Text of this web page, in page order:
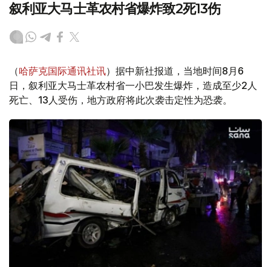
叙利亚大马士革农村省爆炸致2死13伤
（哈萨克国际通讯社讯）据中新社报道，当地时间8月6
日，叙利亚大马士革农村省一小巴发生爆炸，造成至少2人
死亡、13人受伤，地方政府将此次袭击定性为恐袭。